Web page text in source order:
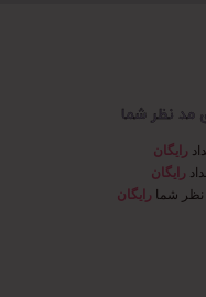
مد نظر شما
رایگان
رایگان
نظر شما رایگان